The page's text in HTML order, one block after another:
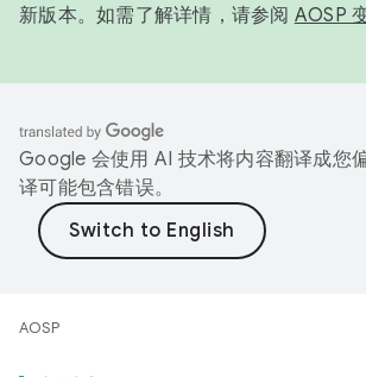
新版本。如需了解详情，请参阅 AOSP
Google 会使用 AI 技术将内容翻译成您
译可能包含错误。
AOSP